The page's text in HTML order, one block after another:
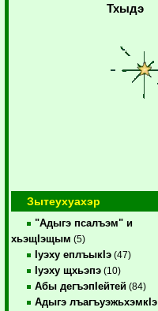
Тхыдэ
Зытеухуахэр
"Адыгэ псалъэм" и
хьэщIэщым (5)
Iуэху еплъыкIэ (47)
Iуэху щхьэпэ (10)
Абы дегъэпIейтей (84)
Адыгэ лъагъуэжьхэмкIэ